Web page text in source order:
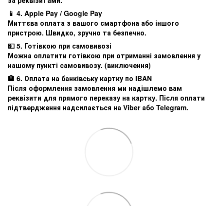
📱 4. Apple Pay / Google Pay
Миттєва оплата з вашого смартфона або іншого
пристрою. Швидко, зручно та безпечно.
💵 5. Готівкою при самовивозі
Можна оплатити готівкою при отриманні замовлення у
нашому пункті самовивозу. (виключення)
🏦 6. Оплата на банківську картку по IBAN
Після оформлення замовлення ми надішлемо вам
реквізити для прямого переказу на картку. Після оплати
підтвердження надсилається на Viber або Telegram.